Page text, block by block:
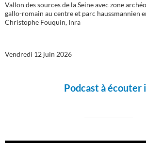
Vallon des sources de la Seine avec zone
gallo-romain au centre et parc haussmannien
Christophe Fouquin, Inra
Vendredi 12 juin 2026
Podcast à écouter